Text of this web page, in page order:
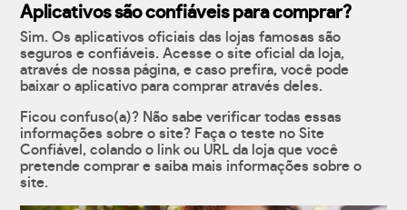
Aplicativos são confiáveis para comprar?
Sim. Os aplicativos oficiais das lojas famosas são
seguros e confiáveis. Acesse o site oficial da loja,
através de nossa página, e caso prefira, você pode
baixar o aplicativo para comprar através deles.
Ficou confuso(a)? Não sabe verificar todas essas
informações sobre o site? Faça o teste no Site
Confiável, colando o link ou URL da loja que você
pretende comprar e saiba mais informações sobre o
site.